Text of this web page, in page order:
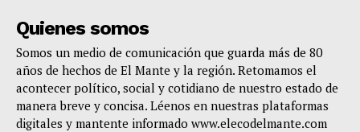
Quienes somos
Somos un medio de comunicación que guarda más de 80
años de hechos de El Mante y la región. Retomamos el
acontecer político, social y cotidiano de nuestro estado de
manera breve y concisa. Léenos en nuestras plataformas
digitales y mantente informado www.elecodelmante.com